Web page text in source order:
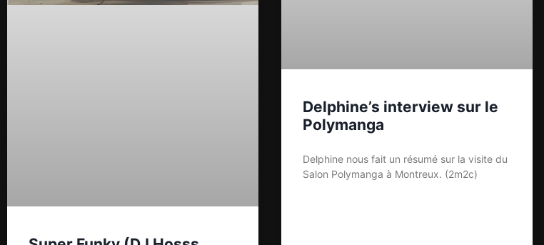
Delphine’s interview sur le
Polymanga
Delphine nous fait un résumé sur la visite du
Salon Polymanga à Montreux. (2m2c)